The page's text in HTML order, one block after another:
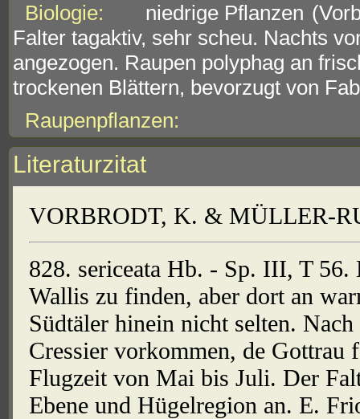
Biologie:
Falter tagaktiv, sehr scheu. Nachts
angezogen. Raupen polyphag an
trockenen Blättern, bevorzugt von
Raupenpflanzen:
niedrige Pflanzen
Literaturzitat
VORBRODT, K. & MÜLLER-
828. sericeata Hb. - Sp. III, T
Wallis zu finden, aber dort an
Südtäler hinein nicht selten.
Cressier vorkommen, de
Flugzeit von Mai bis Juli. Der
Ebene und Hügelregion an. E.